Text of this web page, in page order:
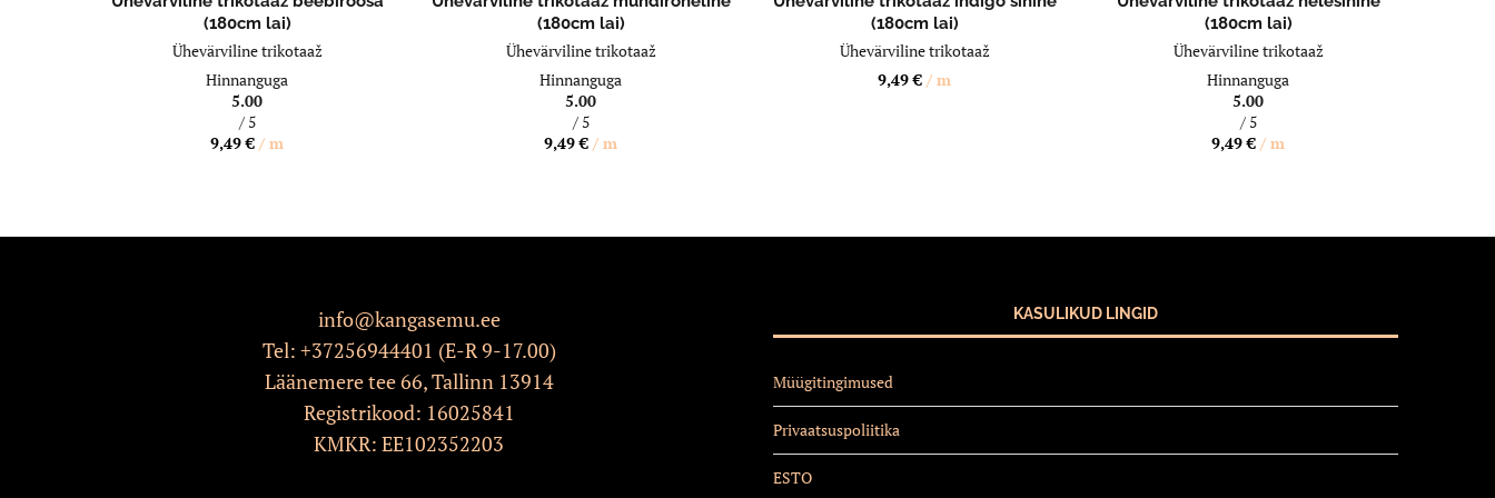
(180cm lai)
Ühevärviline trikotaaž
Hinnanguga
5.00
/ 5
9,49€ / m
(180cm lai)
Ühevärviline trikotaaž
Hinnanguga
5.00
/ 5
9,49€ / m
(180cm lai)
Ühevärviline trikotaaž
9,49€ / m
(180cm lai)
Ühevärviline trikotaaž
Hinnanguga
5.00
/ 5
9,49€ / m
info@kangasemu.ee
Tel: +37256944401 (E-R 9-17.00)
Läänemere tee 66, Tallinn 13914
Registrikood: 16025841
KMKR: EE102352203
KASULIKUD LINGID
Müügitingimused
Privaatsuspoliitika
ESTO